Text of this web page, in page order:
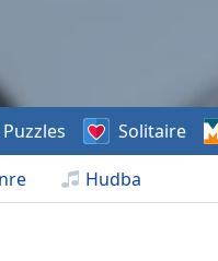
Hudba
Puzzles Solitaire